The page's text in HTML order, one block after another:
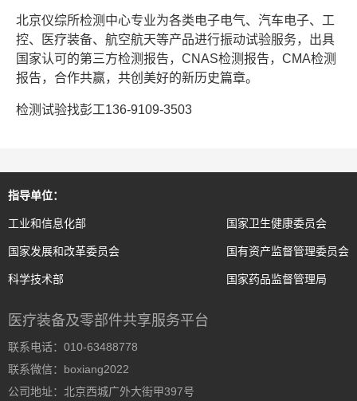
北京仪综所检测中心专业为各类电子电气、汽车电子、工
控、医疗装备、航空航天等产品进行振动试验服务，出具
国家认可的第三方检测报告，CNAS检测报告，CMA检测
报告，合作共赢，共创美好的新历史篇章。
检测试验找彭工136-9109-3503
指导单位：
工业和信息化部
国家发展和改革委员会
科学技术部
国家卫生健康委员会
国有资产监督管理委员会
国家药品监督管理局
医疗装备及零部件共享服务平台
联系电话：010-63488778
联系微信：boxiang2022
公司地址：北京西城广外大街甲397号